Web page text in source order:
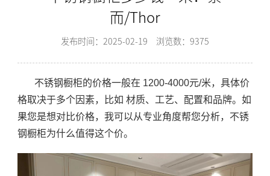
而/Thor
发布时间：2025-02-19 浏览数：9375
不锈钢橱柜的价格一般在 1200-4000元/米，具体价
格取决于多个因素，比如 材质、工艺、配置和品牌。如
果您是想对比价格，我可以从专业角度帮您分析，不锈
钢橱柜为什么值得这个价。